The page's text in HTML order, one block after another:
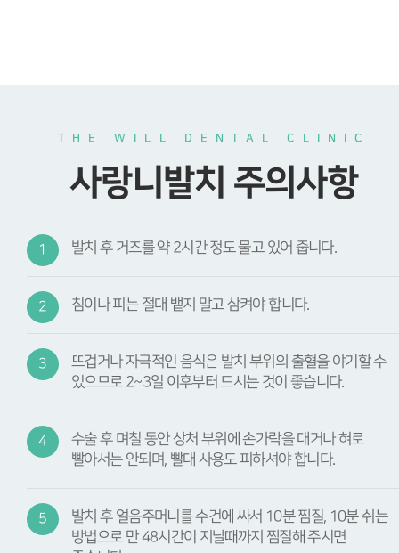
THE WILL DENTAL CLINIC
사랑니발치 주의사항
1 발치 후 거즈를 약 2시간 정도 물고 있어 줍니다.
2 침이나 피는 절대 뱉지 말고 삼켜야 합니다.
3
뜨겁거나 자극적인 음식은 발치 부위의 출혈을 야기할 수
있으므로 2~3일 이후부터 드시는 것이 좋습니다.
4
수술 후 며칠 동안 상처 부위에 손가락을 대거나 혀로
빨아서는 안되며, 빨대 사용도 피하셔야 합니다.
5
발치 후 얼음주머니를 수건에 싸서 10분 찜질, 10분 쉬는
방법으로 만 48시간이 지날때까지 찜질해 주시면